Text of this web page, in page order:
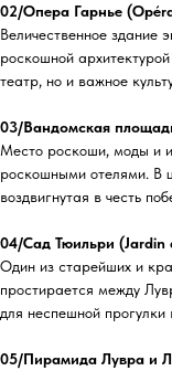
02/Опера Гарнье
Величественное здание
роскошной
театр, но и важное
03/Вандомская
Место роскоши, моды и
роскошными отелями. В
воздвигнутая в честь
04/Сад Тюильри (Jardin
Один из старейших и
простирается между
для неспешной прогулки
05/Пирамида Лувра и